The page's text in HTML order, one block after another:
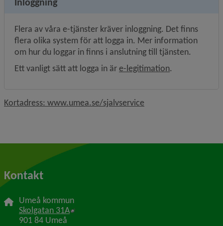
Flera av våra e-tjänster kräver inloggning. Det finns
flera olika system för att logga in. Mer information
om hur du loggar in finns i anslutning till tjänsten.
Ett vanligt sätt att logga in är e-legitimation.
Kortadress: www.umea.se/sjalvserviceLänk till annan
Kontakt
Umeå kommun
Skolgatan 31A Länk till annan webbplats, öppnas i nytt
901 84 Umeå